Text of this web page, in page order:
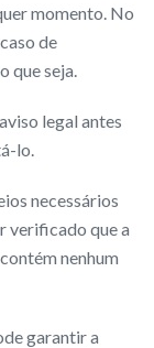
momento. No
de
que seja.
legal antes
lo.
necessários
verificado que a
nenhum
garantir a